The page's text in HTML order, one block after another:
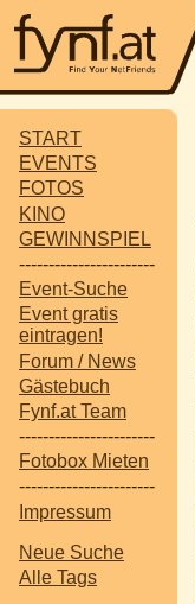
START
EVENTS
FOTOS
KINO
GEWINNSPIEL
-----------------------
Event-Suche
Event gratis
eintragen!
Forum / News
Gästebuch
Fynf.at Team
-----------------------
Fotobox Mieten
-----------------------
Impressum
Neue Suche
Alle Tags